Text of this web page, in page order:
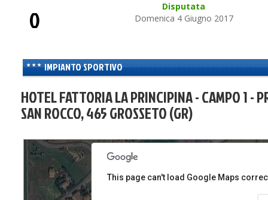
Disputata
Domenica 4 Giugno 2017
0
IMPIANTO SPORTIVO
HOTEL FATTORIA LA PRINCIPINA - CAMPO 1 -
SAN ROCCO, 465 GROSSETO (GR)
For development purposes only
only
This page can't load Google Maps